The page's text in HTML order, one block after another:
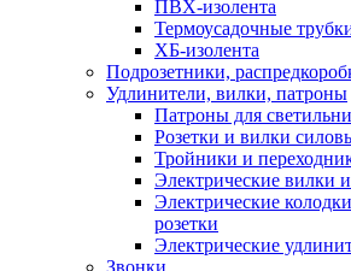
ПВХ-изолента
Термоусадочные
ХБ-изолента
Подрозетники,
Удлинители, вилки, патроны
Патроны для
Розетки и вилки
Тройники и
Электрические вилки
Электрические
розетки
Электрические
Звонки